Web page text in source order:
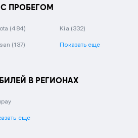
ПРОБЕГОМ
(484) Kia (332)
(137) Показать еще
В РЕГИОНАХ
еще